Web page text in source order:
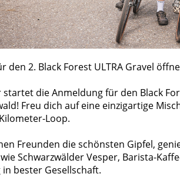
den 2. Black Forest ULTRA Gravel
startet die Anmeldung für den Black
Freu dich auf eine einzigartige
Loop.
Freunden die schönsten Gipfel,
Schwarzwälder Vesper, Barista-
bester Gesellschaft.